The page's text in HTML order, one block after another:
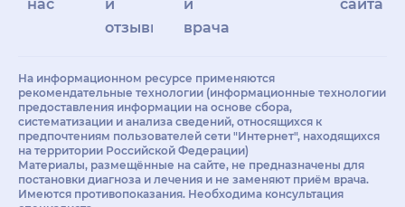
нас
и
отзывы
и
врачам
сайта
На информационном ресурсе применяются
рекомендательные технологии (информационные технологии
предоставления информации на основе сбора,
систематизации и анализа сведений, относящихся к
предпочтениям пользователей сети "Интернет", находящихся
на территории Российской Федерации)
Материалы, размещённые на сайте, не предназначены для
постановки диагноза и лечения и не заменяют приём врача.
Имеются противопоказания. Необходима консультация